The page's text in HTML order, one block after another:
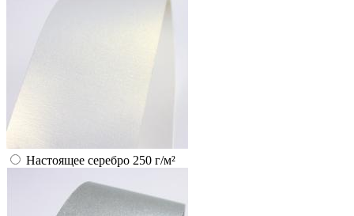
Настоящее серебро 250 г/м²